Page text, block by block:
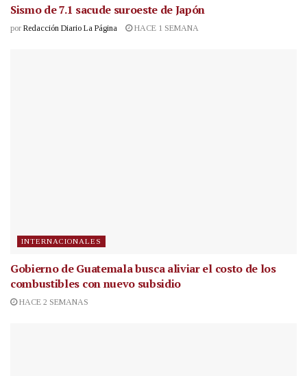
Sismo de 7.1 sacude suroeste de Japón
por Redacción Diario La Página HACE 1 SEMANA
INTERNACIONALES
Gobierno de Guatemala busca aliviar el costo de los
combustibles con nuevo subsidio
HACE 2 SEMANAS